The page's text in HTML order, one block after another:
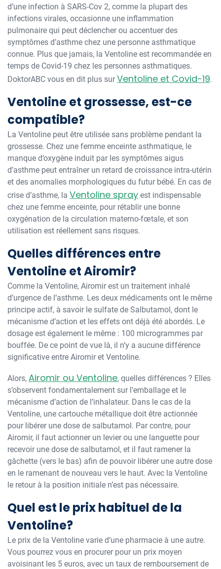
d’une infection à SARS-Cov 2, comme la plupart des
infections virales, occasionne une inflammation
pulmonaire qui peut déclencher ou accentuer des
symptômes d’asthme chez une personne asthmatique
connue. Plus que jamais, la Ventoline est recommandée en
temps de Covid-19 chez les personnes asthmatiques.
DoktorABC vous en dit plus surVentoline et Covid-19.
Ventoline et grossesse, est-ce
compatible?
La Ventoline peut être utilisée sans problème pendant la
grossesse. Chez une femme enceinte asthmatique, le
manque d’oxygène induit par les symptômes aigus
d’asthme peut entraîner un retard de croissance intra-utérin
et des anomalies morphologiques du futur bébé. En cas de
crise d’asthme, la Ventoline spray est indispensable
chez une femme enceinte, pour rétablir une bonne
oxygénation de la circulation materno-fœtale, et son
utilisation est réellement sans risques.
Quelles différences entre
Ventoline et Airomir?
Comme la Ventoline, Airomir est un traitement inhalé
d’urgence de l’asthme. Les deux médicaments ont le même
principe actif, à savoir le sulfate de Salbutamol, dont le
mécanisme d’action et les effets ont déjà été abordés. Le
dosage est également le même : 100 microgrammes par
bouffée. De ce point de vue là, il n’y a aucune différence
significative entre Airomir et Ventoline.
Alors, Airomir ou Ventoline, quelles différences ? Elles
s’observent fondamentalement sur l’emballage et le
mécanisme d’action de l’inhalateur. Dans le cas de la
Ventoline, une cartouche métallique doit être actionnée
pour libérer une dose de salbutamol. Par contre, pour
Airomir, il faut actionner un levier ou une languette pour
recevoir une dose de salbutamol, et il faut ramener la
gâchette (vers le bas) afin de pouvoir libérer une autre dose
en le ramenant de nouveau vers le haut. Avec la Ventoline
le retour à la position initiale n’est pas nécessaire.
Quel est le prix habituel de la
Ventoline?
Le prix de la Ventoline varie d’une pharmacie à une autre.
Vous pourrez vous en procurer pour un prix moyen
avoisinant les 5 euros, avec un taux de remboursement de